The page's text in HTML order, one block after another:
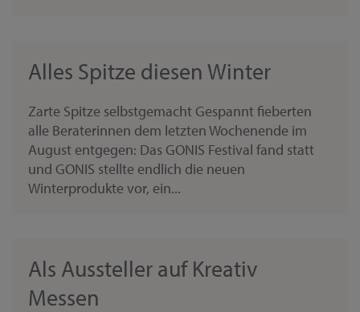
Alles Spitze diesen Winter
Zarte Spitze selbstgemacht Gespannt fieberten
alle Beraterinnen dem letzten Wochenende im
August entgegen: Das GONIS Festival fand statt
und GONIS stellte endlich die neuen
Winterprodukte vor, ein...
Als Aussteller auf Kreativ
Messen